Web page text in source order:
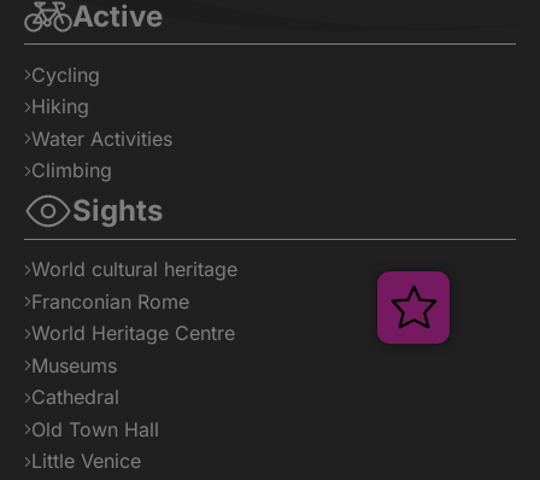
Active
Cycling
Hiking
Water Activities
Climbing
Sights
World cultural heritage
Franconian Rome
World Heritage Centre
Museums
Cathedral
Old Town Hall
Little Venice